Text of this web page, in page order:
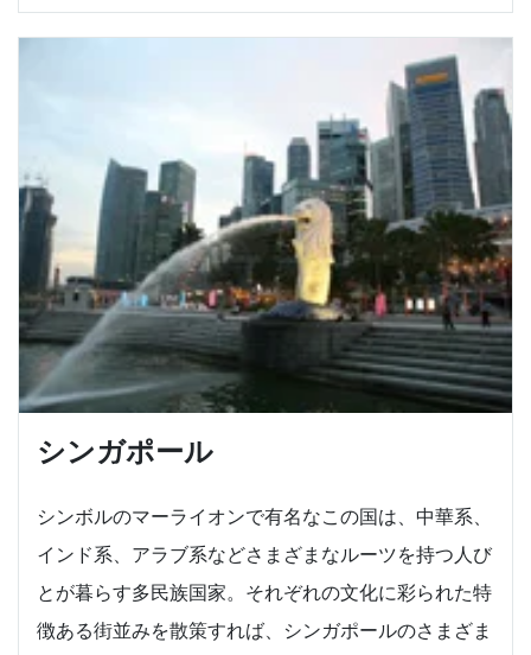
シンガポール
シンボルのマーライオンで有名なこの国は、中華系、
インド系、アラブ系などさまざまなルーツを持つ人び
とが暮らす多民族国家。それぞれの文化に彩られた特
徴ある街並みを散策すれば、シンガポールのさまざま